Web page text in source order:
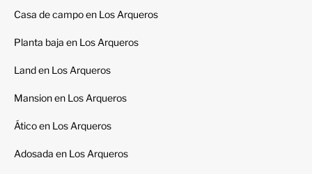
Casa de campo en Los Arqueros
Planta baja en Los Arqueros
Land en Los Arqueros
Mansion en Los Arqueros
Ático en Los Arqueros
Adosada en Los Arqueros